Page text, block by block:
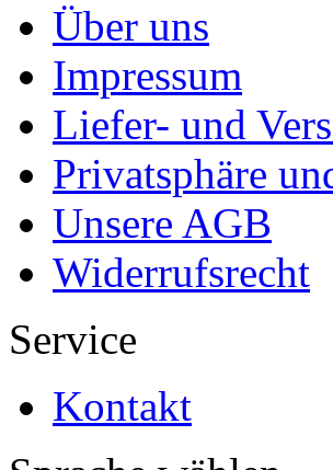
Über uns
Impressum
Liefer- und
Privatsphäre
Unsere AGB
Widerrufsrecht
Service
Kontakt